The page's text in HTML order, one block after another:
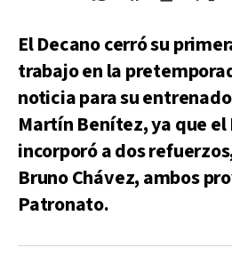
El Decano cerró su
trabajo en la
noticia para su
Martín Benítez, ya que
incorporó a dos
Bruno Chávez, ambos
Patronato.